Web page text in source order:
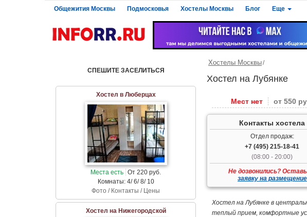
Общежития Москвы Подмосковья Хостелы Москвы Блог Еще
СПЕШИТЕ ЗАСЕЛИТЬСЯ
Хостел в Люберцах
Места есть От 220 руб.
Комнаты: 4/ 6/ 8/ 10
Фото / Контакты / Цены
Хостел на Нижегородской
Хостелы Москвы
Хостел на Лубянке
Мест нет от 550
Контакты хостела
Отдел продаж:
+7 (495) 215-18-41
(08:00 - 20:00)
Не дозвонились?
заявку на размещение
Хостел на Лубянке в
теплый прием, комфортные